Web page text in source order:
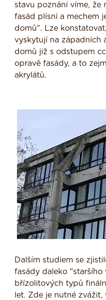
stavu poznání víme, že
fasád plísní a mechem
domů". Lze
vyskytují na západních
domů již s odstupem
opravě fasády, a to
akrylátů.
Dalším studiem se
fasády daleko "staršího
břízolitových typů
let. Zde je nutné